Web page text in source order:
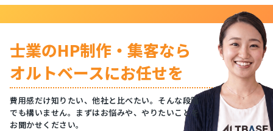
士業のHP制作・集客なら
オルトベースにお任せを
費用感だけ知りたい、他社と比べたい。そんな段階
でも構いません。まずはお悩みや、やりたいことを
お聞かせください。